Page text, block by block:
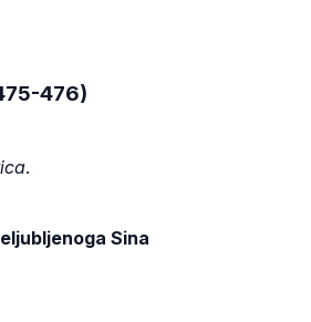
476)
.
Sina